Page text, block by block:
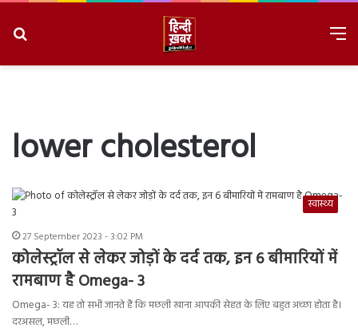
lower cholesterol
स्वास्थ्य
27 September 2023 - 3:02 PM
कोलेस्ट्रॉल से लेकर जोड़ों के दर्द तक, इन 6 बीमारियों में
रामबाण है Omega- 3
Omega- 3: यह तो सभी जानते हैं कि मछली खाना आपकी सेहत के लिए बहुत अच्छा होता है।
दरअसल, मछली…